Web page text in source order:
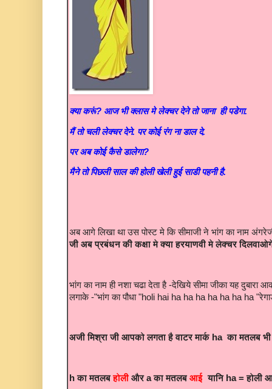
क्या करूं? आज भी क्लास मे लेक्चर देने तो जाना ही पडेगा.
मैं तो चली लेक्चर देने. पर कोई रंग ना डाल दे.
पर अब कोई कैसे डालेगा?
मैने तोपिछली साल की होली खेली हुई साडी पहनी है.
अब आगे लिखा था उस पोस्ट मे कि सीमाजी ने भांग का नाम
जी अब प्रबंधन की कक्षा मे क्या हरयाणवी मे लेक्चर
भांग का नाम ही नशा चढा देता है -देखिये सीमा जीका यह दुबारा
लगाके -"भांग का पौधा "holi hai ha ha ha ha ha ha ha
अजी मिश्रा जी आपको लगता है वाटर मार्क ha का मतलब
h का मतलबहोलीऔर a का मतलबआई यानि ha = होली